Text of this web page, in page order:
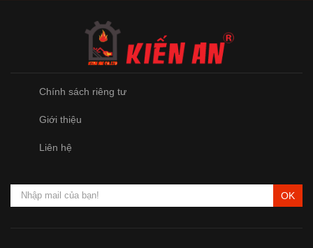
Chính sách riêng tư
Giới thiệu
Liên hệ
OK